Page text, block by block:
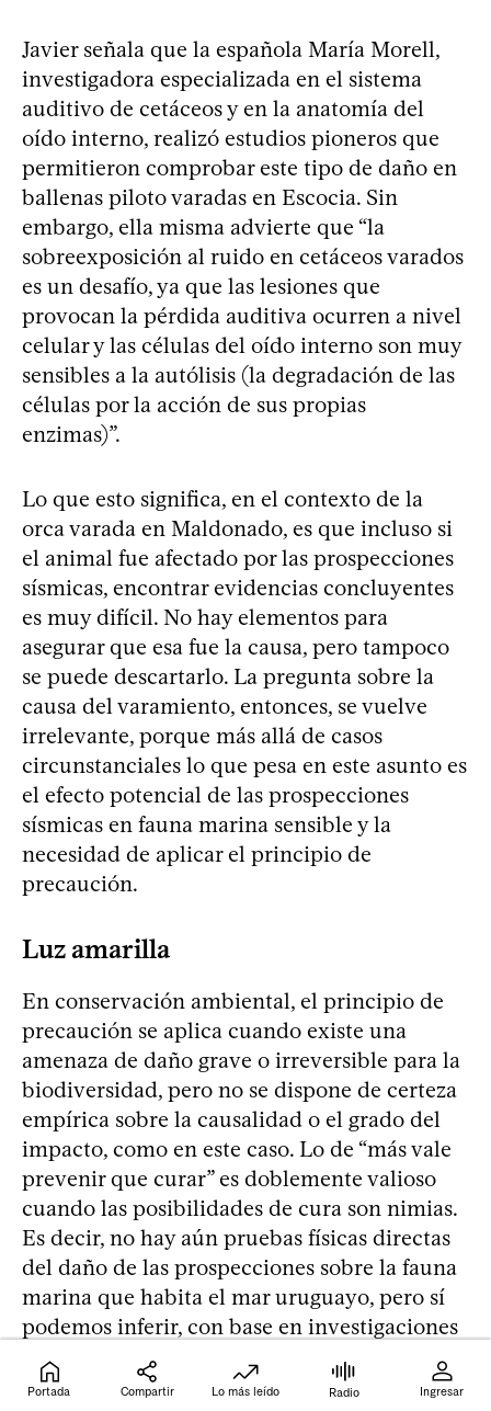
Javier señala que la española María Morell,
investigadora especializada en el sistema
auditivo de cetáceos y en la anatomía del
oído interno, realizó estudios pioneros que
permitieron comprobar este tipo de daño en
ballenas piloto varadas en Escocia. Sin
embargo, ella misma advierte que “la
sobreexposición al ruido en cetáceos varados
es un desafío, ya que las lesiones que
provocan la pérdida auditiva ocurren a nivel
celular y las células del oído interno son muy
sensibles a la autólisis (la degradación de las
células por la acción de sus propias
enzimas)”.
Lo que esto significa, en el contexto de la
orca varada en Maldonado, es que incluso si
el animal fue afectado por las prospecciones
sísmicas, encontrar evidencias concluyentes
es muy difícil. No hay elementos para
asegurar que esa fue la causa, pero tampoco
se puede descartarlo. La pregunta sobre la
causa del varamiento, entonces, se vuelve
irrelevante, porque más allá de casos
circunstanciales lo que pesa en este asunto es
el efecto potencial de las prospecciones
sísmicas en fauna marina sensible y la
necesidad de aplicar el principio de
precaución.
Luz amarilla
En conservación ambiental, el principio de
precaución se aplica cuando existe una
amenaza de daño grave o irreversible para la
biodiversidad, pero no se dispone de certeza
empírica sobre la causalidad o el grado del
impacto, como en este caso. Lo de “más vale
prevenir que curar” es doblemente valioso
cuando las posibilidades de cura son nimias.
Es decir, no hay aún pruebas físicas directas
del daño de las prospecciones sobre la fauna
marina que habita el mar uruguayo, pero sí
podemos inferir, con base en investigaciones
realizadas en otros lugares, que el riesgo es
muy alto.
Portada Compartir Lo más leído Radio Ingresar